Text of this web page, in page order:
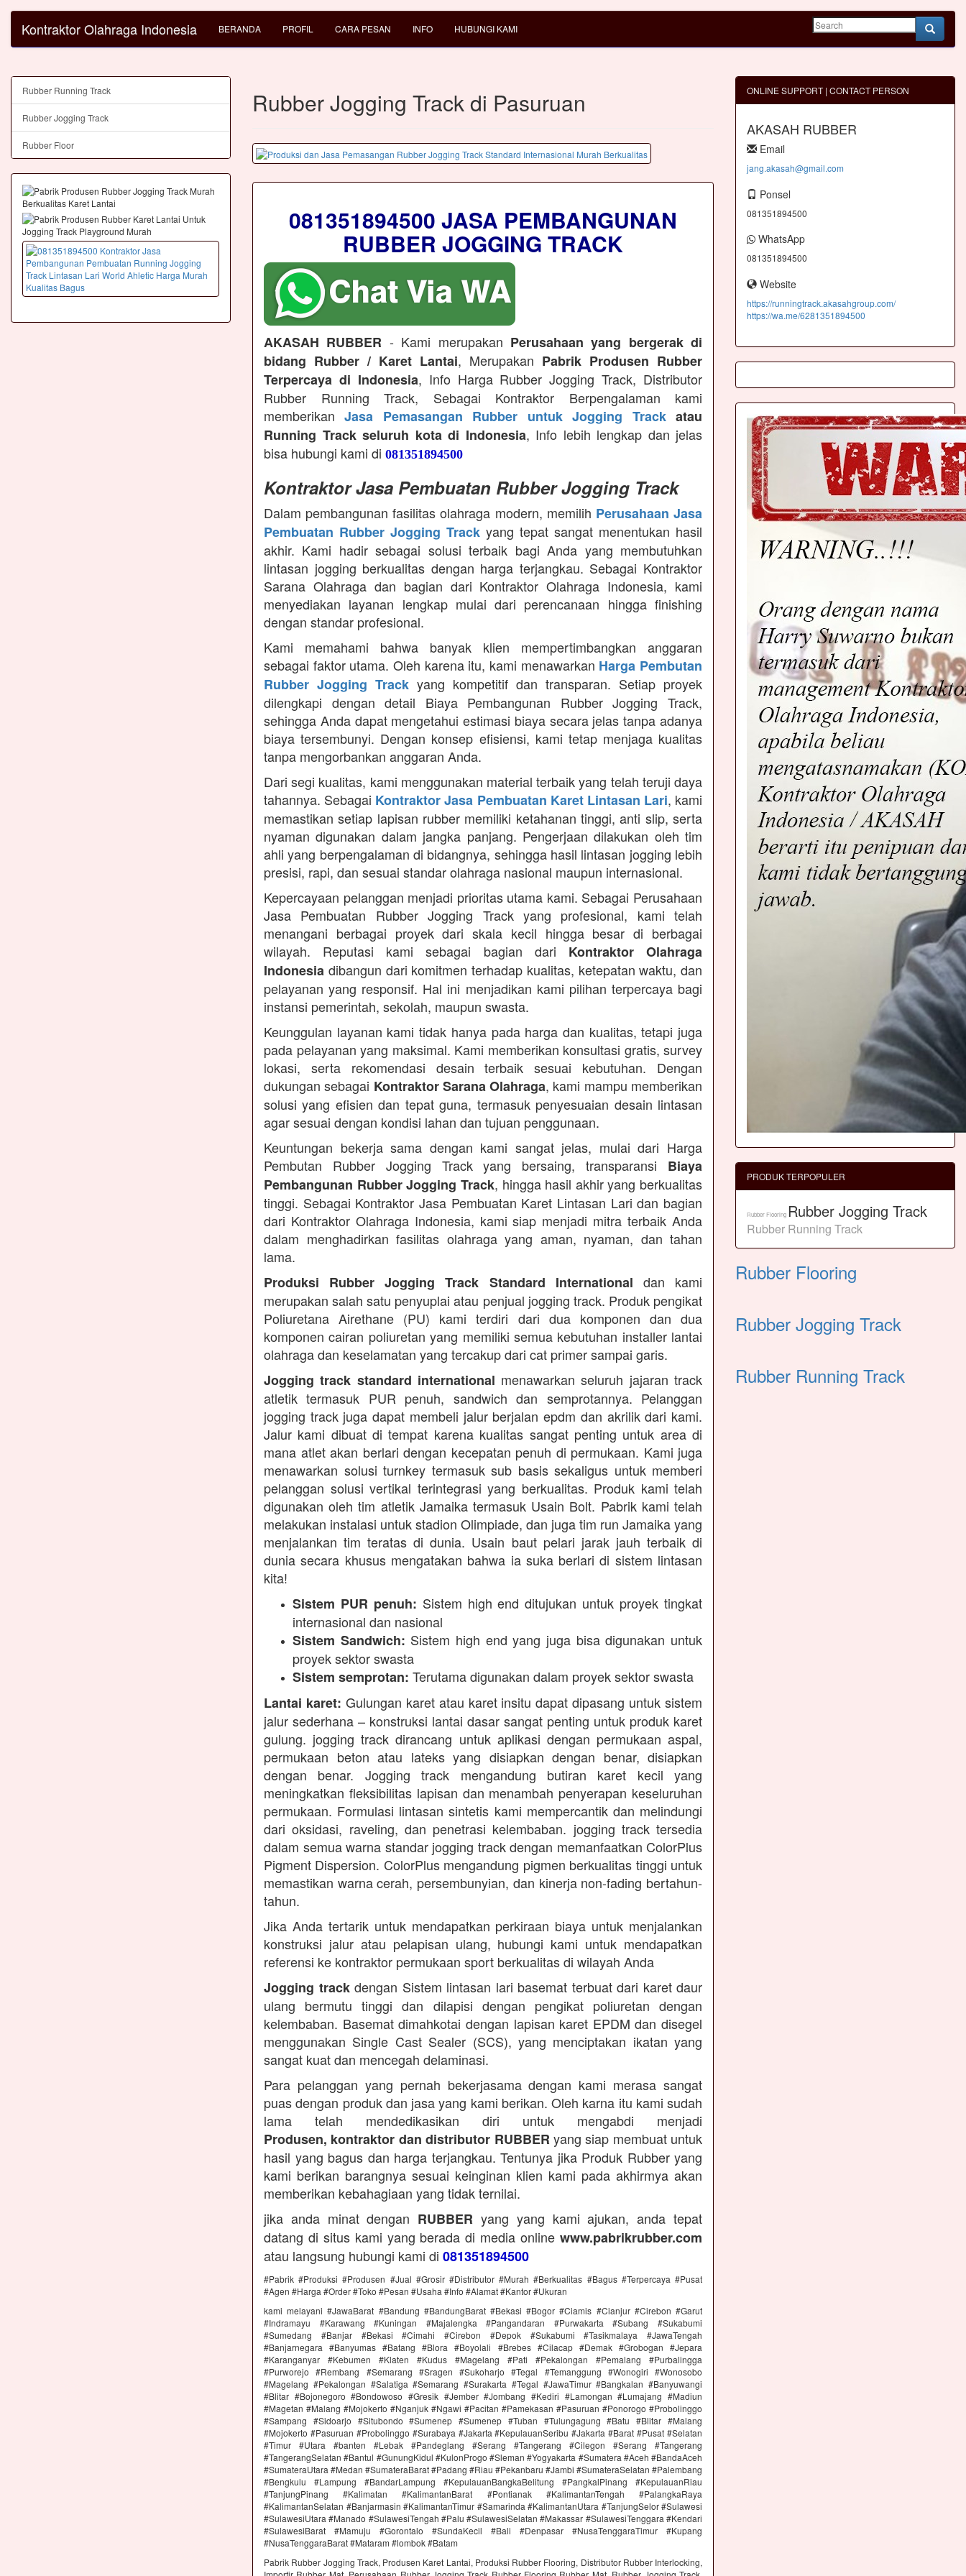
Kontraktor Olahraga Indonesia BERANDA PROFIL CARA PESAN INFO HUBUNGI KAMI
Rubber Jogging Track di Pasuruan
081351894500 JASA PEMBANGUNAN
RUBBER JOGGING TRACK
AKASAH RUBBER - Kami merupakan Perusahaan yang bergerak di
bidang Rubber / Karet Lantai, Merupakan Pabrik Produsen Rubber
Terpercaya di Indonesia, Info Harga Rubber Jogging Track, Distributor
Rubber Running Track, Sebagai Kontraktor Berpengalaman kami
memberikanJasa Pemasangan Rubber untuk Jogging Trackatau
Running Track seluruh kota di Indonesia, Info lebih lengkap dan jelas
bisa hubungi kami di 081351894500
Kontraktor Jasa Pembuatan Rubber Jogging Track
Dalam pembangunan fasilitas olahraga modern, memilih Perusahaan Jasa
Pembuatan Rubber Jogging Track yang tepat sangat menentukan hasil
akhir. Kami hadir sebagai solusi terbaik bagi Anda yang membutuhkan
lintasan jogging berkualitas dengan harga terjangkau. Sebagai Kontraktor
Sarana Olahraga dan bagian dari Kontraktor Olahraga Indonesia, kami
menyediakan layanan lengkap mulai dari perencanaan hingga finishing
dengan standar profesional.
Kami memahami bahwa banyak klien mempertimbangkan anggaran
sebagai faktor utama. Oleh karena itu, kami menawarkan Harga Pembutan
Rubber Jogging Track yang kompetitif dan transparan. Setiap proyek
dilengkapi dengan detail Biaya Pembangunan Rubber Jogging Track,
sehingga Anda dapat mengetahui estimasi biaya secara jelas tanpa adanya
biaya tersembunyi. Dengan konsep efisiensi, kami tetap menjaga kualitas
tanpa mengorbankan anggaran Anda.
Dari segi kualitas, kami menggunakan material terbaik yang telah teruji daya
tahannya. Sebagai Kontraktor Jasa Pembuatan Karet Lintasan Lari, kami
memastikan setiap lapisan rubber memiliki ketahanan tinggi, anti slip, serta
nyaman digunakan dalam jangka panjang. Pengerjaan dilakukan oleh tim
ahli yang berpengalaman di bidangnya, sehingga hasil lintasan jogging lebih
presisi, rapi, dan sesuai standar olahraga nasional maupun internasional.
Kepercayaan pelanggan menjadi prioritas utama kami. Sebagai Perusahaan
Jasa Pembuatan Rubber Jogging Track yang profesional, kami telah
menangani berbagai proyek dari skala kecil hingga besar di berbagai
wilayah. Reputasi kami sebagai bagian dari Kontraktor Olahraga
Indonesia dibangun dari komitmen terhadap kualitas, ketepatan waktu, dan
pelayanan yang responsif. Hal ini menjadikan kami pilihan terpercaya bagi
instansi pemerintah, sekolah, maupun swasta.
Keunggulan layanan kami tidak hanya pada harga dan kualitas, tetapi juga
pada pelayanan yang maksimal. Kami memberikan konsultasi gratis, survey
lokasi, serta rekomendasi desain terbaik sesuai kebutuhan. Dengan
dukungan sebagai Kontraktor Sarana Olahraga, kami mampu memberikan
solusi yang efisien dan tepat guna, termasuk penyesuaian desain lintasan
agar sesuai dengan kondisi lahan dan tujuan penggunaan.
Keuntungan bekerja sama dengan kami sangat jelas, mulai dari Harga
Pembutan Rubber Jogging Track yang bersaing, transparansi Biaya
Pembangunan Rubber Jogging Track, hingga hasil akhir yang berkualitas
tinggi. Sebagai Kontraktor Jasa Pembuatan Karet Lintasan Lari dan bagian
dari Kontraktor Olahraga Indonesia, kami siap menjadi mitra terbaik Anda
dalam menghadirkan fasilitas olahraga yang aman, nyaman, dan tahan
lama.
Produksi Rubber Jogging Track Standard International dan kami
merupakan salah satu penyuplai atau penjual jogging track. Produk pengikat
Poliuretana Airethane (PU) kami terdiri dari dua komponen dan dua
komponen cairan poliuretan yang memiliki semua kebutuhan installer lantai
olahraga dan keselamatan yang tercakup dari cat primer sampai garis.
Jogging track standard international menawarkan seluruh jajaran track
atletik termasuk PUR penuh, sandwich dan semprotannya. Pelanggan
jogging track juga dapat membeli jalur berjalan epdm dan akrilik dari kami.
Jalur kami dibuat di tempat karena kualitas sangat penting untuk area di
mana atlet akan berlari dengan kecepatan penuh di permukaan. Kami juga
menawarkan solusi turnkey termasuk sub basis sekaligus untuk memberi
pelanggan solusi vertikal terintegrasi yang berkualitas. Produk kami telah
digunakan oleh tim atletik Jamaika termasuk Usain Bolt. Pabrik kami telah
melakukan instalasi untuk stadion Olimpiade, dan juga tim run Jamaika yang
menjalankan tim teratas di dunia. Usain baut pelari jarak jauh terbaik di
dunia secara khusus mengatakan bahwa ia suka berlari di sistem lintasan
kita!
Sistem PUR penuh: Sistem high end ditujukan untuk proyek tingkat
internasional dan nasional
Sistem Sandwich: Sistem high end yang juga bisa digunakan untuk
proyek sektor swasta
Sistem semprotan: Terutama digunakan dalam proyek sektor swasta
Lantai karet: Gulungan karet atau karet insitu dapat dipasang untuk sistem
jalur sederhana – konstruksi lantai dasar sangat penting untuk produk karet
gulung. jogging track dirancang untuk aplikasi dengan permukaan aspal,
permukaan beton atau lateks yang disiapkan dengan benar, disiapkan
dengan benar. Jogging track mengandung butiran karet kecil yang
meningkatkan fleksibilitas lapisan dan menambah penyerapan keseluruhan
permukaan. Formulasi lintasan sintetis kami mempercantik dan melindungi
dari oksidasi, raveling, dan penetrasi kelembaban. jogging track tersedia
dalam semua warna standar jogging track dengan memanfaatkan ColorPlus
Pigment Dispersion. ColorPlus mengandung pigmen berkualitas tinggi untuk
memastikan warna cerah, persembunyian, dan kinerja non-fading bertahun-
tahun.
Jika Anda tertarik untuk mendapatkan perkiraan biaya untuk menjalankan
konstruksi jalur atau pelapisan ulang, hubungi kami untuk mendapatkan
referensi ke kontraktor permukaan sport berkualitas di wilayah Anda
Jogging trackdengan Sistem lintasan lari basemat terbuat dari karet daur
ulang bermutu tinggi dan dilapisi dengan pengikat poliuretan dengan
kelembaban. Basemat dimahkotai dengan lapisan karet EPDM dan disegel
menggunakan Single Cast Sealer (SCS), yang menciptakan ikatan yang
sangat kuat dan mencegah delaminasi.
Para pelanggan yang pernah bekerjasama dengan kami merasa sangat
puas dengan produk dan jasa yang kami berikan. Oleh karna itu kami sudah
lama telah mendedikasikan diri untuk mengabdi menjadi
Produsen, kontraktor dan distributor RUBBER yang siap membuat untuk
hasil yang bagus dan harga terjangkau. Tentunya jika Produk Rubber yang
kami berikan barangnya sesuai keinginan klien kami pada akhirmya akan
memberikan kebahagiaan yang tidak ternilai.
jika anda minat dengan RUBBER yang yang kami ajukan, anda tepat
datang di situs kami yang berada di media online www.pabrikrubber.com
atau langsung hubungi kami di 081351894500
#Pabrik #Produksi #Produsen #Jual #Grosir #Distributor #Murah #Berkualitas #Bagus #Terpercaya #Pusat
#Agen #Harga #Order #Toko #Pesan #Usaha #Info #Alamat #Kantor #Ukuran
kami melayani #JawaBarat #Bandung #BandungBarat #Bekasi #Bogor #Ciamis #Cianjur #Cirebon #Garut
#Indramayu #Karawang #Kuningan #Majalengka #Pangandaran #Purwakarta #Subang #Sukabumi
#Sumedang #Banjar #Bekasi #Cimahi #Cirebon #Depok #Sukabumi #Tasikmalaya #JawaTengah
#Banjarnegara #Banyumas #Batang #Blora #Boyolali #Brebes #Cilacap #Demak #Grobogan #Jepara
#Karanganyar #Kebumen #Klaten #Kudus #Magelang #Pati #Pekalongan #Pemalang #Purbalingga
#Purworejo #Rembang #Semarang #Sragen #Sukoharjo #Tegal #Temanggung #Wonogiri #Wonosobo
#Magelang #Pekalongan #Salatiga #Semarang #Surakarta #Tegal #JawaTimur #Bangkalan #Banyuwangi
#Blitar #Bojonegoro #Bondowoso #Gresik #Jember #Jombang #Kediri #Lamongan #Lumajang #Madiun
#Magetan #Malang #Mojokerto #Nganjuk #Ngawi #Pacitan #Pamekasan #Pasuruan #Ponorogo #Probolinggo
#Sampang #Sidoarjo #Situbondo #Sumenep #Sumenep #Tuban #Tulungagung #Batu #Blitar #Malang
#Mojokerto #Pasuruan #Probolinggo #Surabaya #Jakarta #KepulauanSeribu #Jakarta #Barat #Pusat #Selatan
#Timur #Utara #banten #Lebak #Pandeglang #Serang #Tangerang #Cilegon #Serang #Tangerang
#TangerangSelatan #Bantul #GunungKidul #KulonProgo #Sleman #Yogyakarta #Sumatera #Aceh #BandaAceh
#SumateraUtara #Medan #SumateraBarat #Padang #Riau #Pekanbaru #Jambi #SumateraSelatan #Palembang
#Bengkulu #Lampung #BandarLampung #KepulauanBangkaBelitung #PangkalPinang #KepulauanRiau
#TanjungPinang #Kalimatan #KalimantanBarat #Pontianak #KalimantanTengah #PalangkaRaya
#KalimantanSelatan #Banjarmasin #KalimantanTimur #Samarinda #KalimantanUtara #TanjungSelor #Sulawesi
#SulawesiUtara #Manado #SulawesiTengah #Palu #SulawesiSelatan #Makassar #SulawesiTenggara #Kendari
#SulawesiBarat #Mamuju #Gorontalo #SundaKecil #Bali #Denpasar #NusaTenggaraTimur #Kupang
#NusaTenggaraBarat #Mataram #lombok #Batam
Pabrik Rubber Jogging Track, Produsen Karet Lantai, Produksi Rubber Flooring, Distributor Rubber Interlocking,
Rubber Running Track
Rubber Jogging Track
Rubber Floor
ONLINE SUPPORT | CONTACT PERSON
AKASAH RUBBER
Email
jang.akasah@gmail.com
Ponsel
081351894500
WhatsApp
081351894500
Website
https://runningtrack.akasahgroup.com/
https://wa.me/6281351894500
PRODUK TERPOPULER
Rubber Flooring Rubber Jogging Track
Rubber Running Track
Rubber Flooring
Rubber Jogging Track
Rubber Running Track